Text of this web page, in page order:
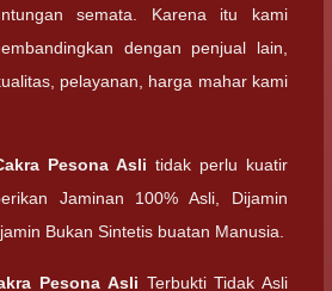
semata. Karena itu kami
dengan penjual lain,
pelayanan, harga mahar kami
Pesona Asli tidak perlu kuatir
Jaminan 100% Asli, Dijamin
Bukan Sintetis buatan Manusia.
Pesona Asli Terbukti Tidak Asli